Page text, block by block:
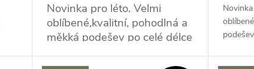
Novinka pro léto. Velmi
oblíbené,kvalitní, pohodlná a
měkká podešev po celé délce
chodidla!